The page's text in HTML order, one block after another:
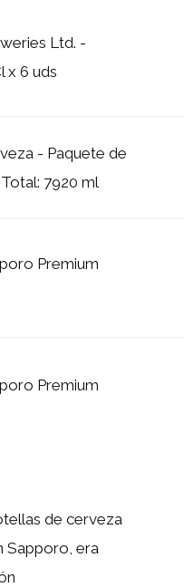
Ltd. -
x 6 uds
- Paquete de
7920 ml
Premium
Premium
de cerveza
Sapporo, era